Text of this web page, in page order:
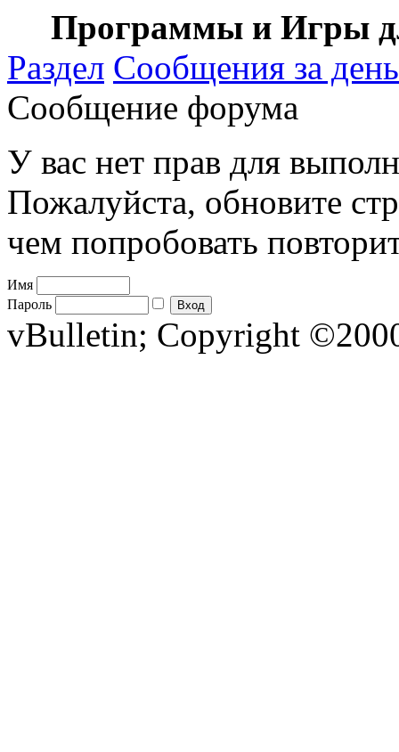
Программы и Игры
Раздел Сообщения за день
Сообщение форума
У вас нет прав для
Пожалуйста, обновите
чем попробовать
Имя
Пароль
vBulletin; Copyright